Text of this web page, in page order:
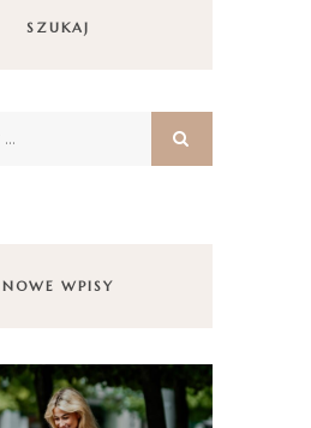
SZUKAJ
NOWE WPISY